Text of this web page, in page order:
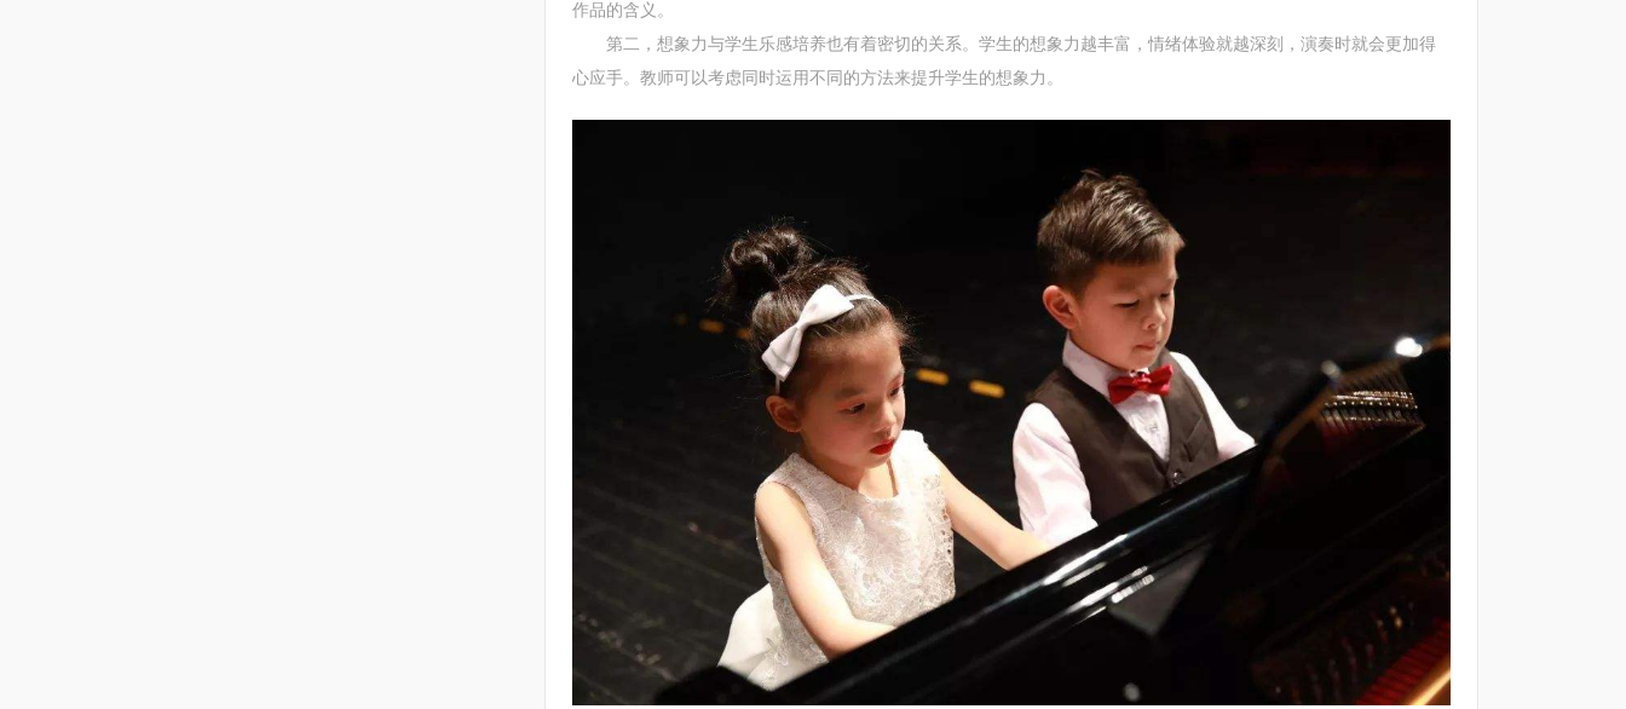
作品的含义。
第二，想象力与学生乐感培养也有着密切的关系。学生的想象力越丰富，情绪体验就越深刻，演奏时就会更加得
心应手。教师可以考虑同时运用不同的方法来提升学生的想象力。